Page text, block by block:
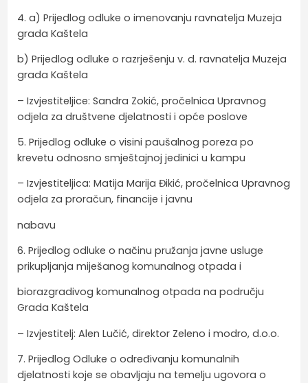
4. a) Prijedlog odluke o imenovanju ravnatelja Muzeja
grada Kaštela
b) Prijedlog odluke o razrješenju v. d. ravnatelja Muzeja
grada Kaštela
– Izvjestiteljice: Sandra Zokić, pročelnica Upravnog
odjela za društvene djelatnosti i opće poslove
5. Prijedlog odluke o visini paušalnog poreza po
krevetu odnosno smještajnoj jedinici u kampu
– Izvjestiteljica: Matija Marija Đikić, pročelnica Upravnog
odjela za proračun, financije i javnu
nabavu
6. Prijedlog odluke o načinu pružanja javne usluge
prikupljanja miješanog komunalnog otpada i
biorazgradivog komunalnog otpada na području
Grada Kaštela
– Izvjestitelj: Alen Lučić, direktor Zeleno i modro, d.o.o.
7. Prijedlog Odluke o određivanju komunalnih
djelatnosti koje se obavljaju na temelju ugovora o